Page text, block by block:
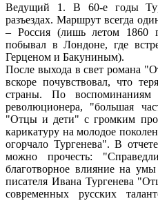
Ведущий 1. В 60-е годы
разъездах. Маршрут всегда
– Россия (лишь летом 1860
побывал в Лондоне, где
Герценом и Бакуниным).
После выхода в свет романа
вскоре почувствовал, что
страны. По воспоминаниям
революционера, "большая
"Отцы и дети" с громким
карикатуру на молодое
огорчало Тургенева". В
можно прочесть:
благотворное влияние на
писателя Ивана Тургенева
современных русских